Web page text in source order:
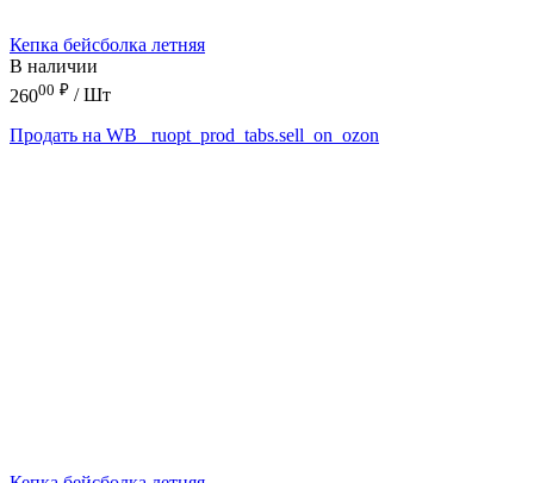
Кепка бейсболка летняя
В наличии
26000 ₽ / Шт
Продать на WB
_ruopt_prod_tabs.sell_on_ozon